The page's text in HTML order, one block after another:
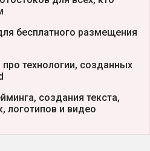
бесплатного размещения
про технологии, созданных
создания текста,
логотипов и видео